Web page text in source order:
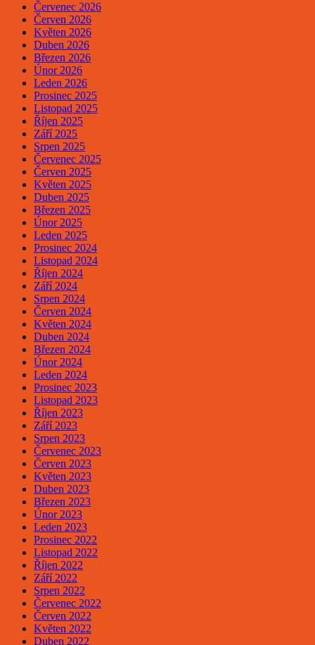
Červenec 2026
Červen 2026
Květen 2026
Duben 2026
Březen 2026
Únor 2026
Leden 2026
Prosinec 2025
Listopad 2025
Říjen 2025
Září 2025
Srpen 2025
Červenec 2025
Červen 2025
Květen 2025
Duben 2025
Březen 2025
Únor 2025
Leden 2025
Prosinec 2024
Listopad 2024
Říjen 2024
Září 2024
Srpen 2024
Červen 2024
Květen 2024
Duben 2024
Březen 2024
Únor 2024
Leden 2024
Prosinec 2023
Listopad 2023
Říjen 2023
Září 2023
Srpen 2023
Červenec 2023
Červen 2023
Květen 2023
Duben 2023
Březen 2023
Únor 2023
Leden 2023
Prosinec 2022
Listopad 2022
Říjen 2022
Září 2022
Srpen 2022
Červenec 2022
Červen 2022
Květen 2022
Duben 2022